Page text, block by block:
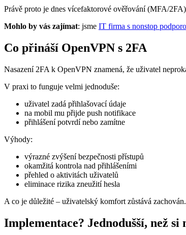
Právě proto je dnes vícefaktorové ověřování (MFA/
Mohlo by vás zajímat: jsme IT firma s nonstop
Co přináší OpenVPN s 2FA
Nasazení 2FA k OpenVPN znamená, že uživatel
V praxi to funguje velmi jednoduše:
uživatel zadá přihlašovací údaje
na mobil mu přijde push notifikace
přihlášení potvrdí nebo zamítne
Výhody:
výrazné zvýšení bezpečnosti přístupů
okamžitá kontrola nad přihlášeními
přehled o aktivitách uživatelů
eliminace rizika zneužití hesla
A co je důležité – uživatelský komfort zůstává
Implementace? Jednodušší, než si